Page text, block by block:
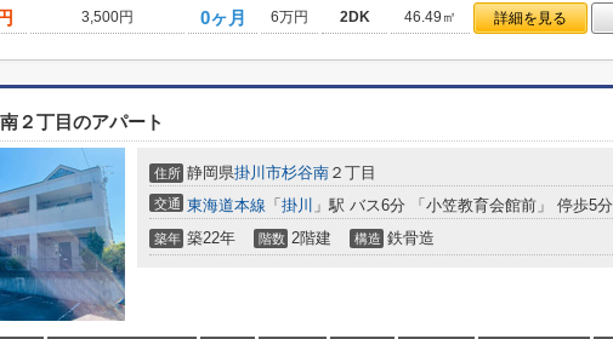
3,500円 0ヶ月 6万円 2DK 46.49㎡ 詳細を見る
２丁目のアパート
住所 静岡県掛川市杉谷南 ２丁目
交通 東海道本線 「 掛川 」駅 バス6分 「小笠教育会館前」 停歩5分
築年 築22年 階数 2階建 構造 鉄骨造